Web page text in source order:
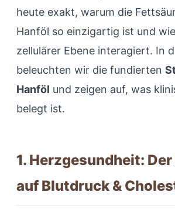
heute exakt, warum die
Hanföl so einzigartig ist und
zellulärer Ebene interagiert. In
beleuchten wir die fundierten
Hanföl und zeigen auf, was
belegt ist.
1. Herzgesundheit:
auf Blutdruck &